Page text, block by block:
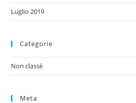
Luglio 2019
Categorie
Non classé
Meta